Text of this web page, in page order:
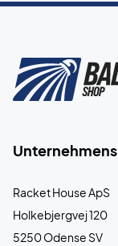
Racket House ApS
Holkebjergvej 120
5250 Odense SV